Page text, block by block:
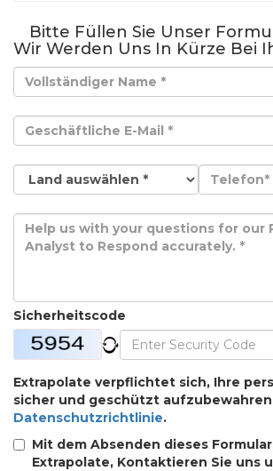
Bitte Füllen Sie Unser
Wir Werden Uns In Kürze Bei
Sicherheitscode
Extrapolate verpflichtet sich, Ihre
sicher und geschützt
Datenschutzrichtlinie.
Mit dem Absenden dieses
Extrapolate, Kontaktieren Sie uns